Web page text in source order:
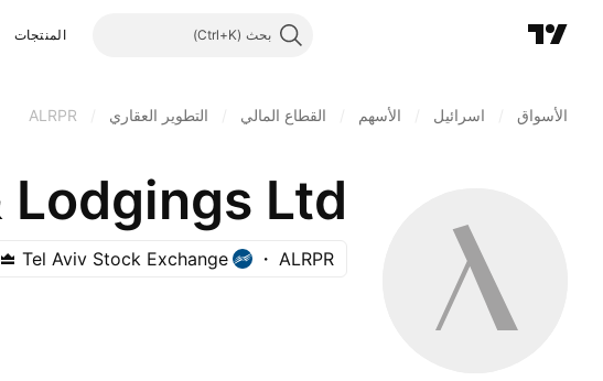
بحث المنتجات
الأسواق اسرائيل الأسهم القطاع المالي التطوير العقاري ALRPR
Ltd
ALRPR
Tel Aviv Stock Exchange